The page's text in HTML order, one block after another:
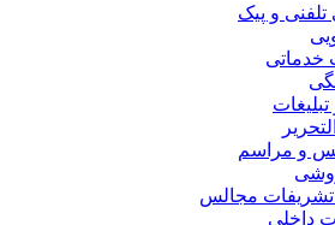
و پیک
و مراسم
تشریفات مجالس
داخلی